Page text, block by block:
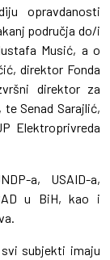
opravdanosti
područja do/i
Musić, a o
direktor Fonda
direktor za
Senad Sarajlić,
Elektroprivreda
a, USAID-a,
u BiH, kao i
subjekti imaju